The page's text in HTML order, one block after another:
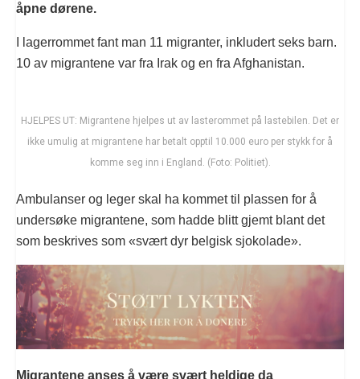
åpne dørene.
I lagerrommet fant man 11 migranter, inkludert seks barn.
10 av migrantene var fra Irak og en fra Afghanistan.
HJELPES UT: Migrantene hjelpes ut av lasterommet på lastebilen. Det er
ikke umulig at migrantene har betalt opptil 10.000 euro per stykk for å
komme seg inn i England. (Foto: Politiet).
Ambulanser og leger skal ha kommet til plassen for å
undersøke migrantene, som hadde blitt gjemt blant det
som beskrives som «svært dyr belgisk sjokolade».
Migrantene anses å være svært heldige da